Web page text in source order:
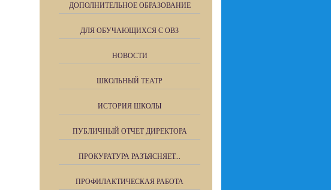
ДОПОЛНИТЕЛЬНОЕ ОБРАЗОВАНИЕ
ДЛЯ ОБУЧАЮЩИХСЯ С ОВЗ
НОВОСТИ
ШКОЛЬНЫЙ ТЕАТР
ИСТОРИЯ ШКОЛЫ
ПУБЛИЧНЫЙ ОТЧЕТ ДИРЕКТОРА
ПРОКУРАТУРА РАЗЪЯСНЯЕТ...
ПРОФИЛАКТИЧЕСКАЯ РАБОТА